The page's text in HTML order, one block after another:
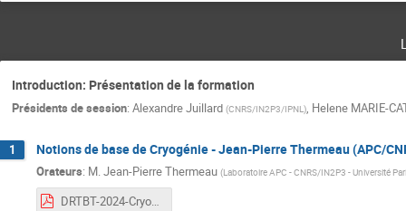
Introduction: Présentation de la formation
Présidents de session: Alexandre Juillard (CNRS/IN2P3/IPNL), Helene MARIE-
1 Notions de base de Cryogénie - Jean-Pierre Thermeau (APC/
Orateurs: M.Jean-Pierre Thermeau (Laboratoire APC - CNRS/IN2P3 - Université
DRTBT-2024-Cryogénie.pdf